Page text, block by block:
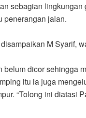
sebagian lingkungan
penerangan jalan.
M Syarif,
belum dicor sehingga
itu ia juga
“Tolong ini diatasi